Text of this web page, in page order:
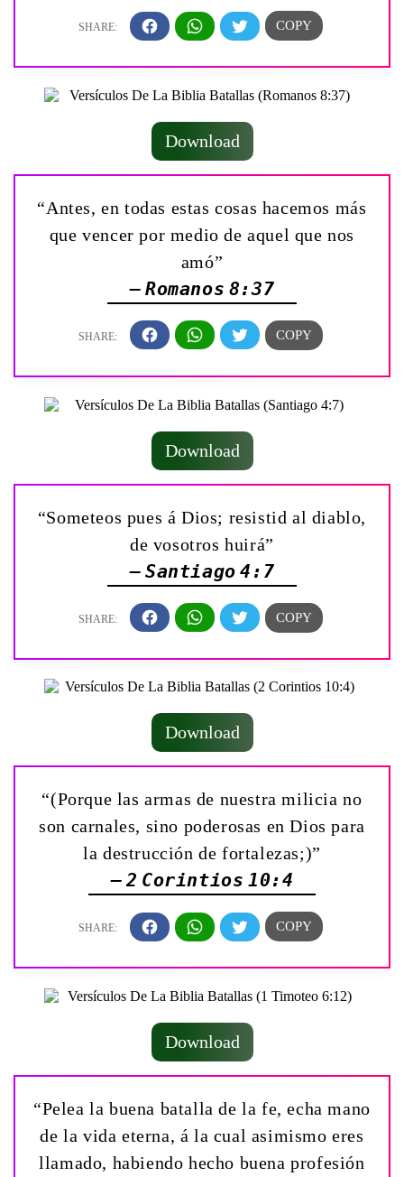
Download
“Antes, en todas estas cosas hacemos más
que vencer por medio de aquel que nos
amó”
— Romanos 8:37
Download
“Someteos pues á Dios; resistid al diablo,
de vosotros huirá”
— Santiago 4:7
Download
“(Porque las armas de nuestra milicia no
son carnales, sino poderosas en Dios para
la destrucción de fortalezas;)”
— 2 Corintios 10:4
Download
“Pelea la buena batalla de la fe, echa mano
de la vida eterna, á la cual asimismo eres
llamado, habiendo hecho buena profesión